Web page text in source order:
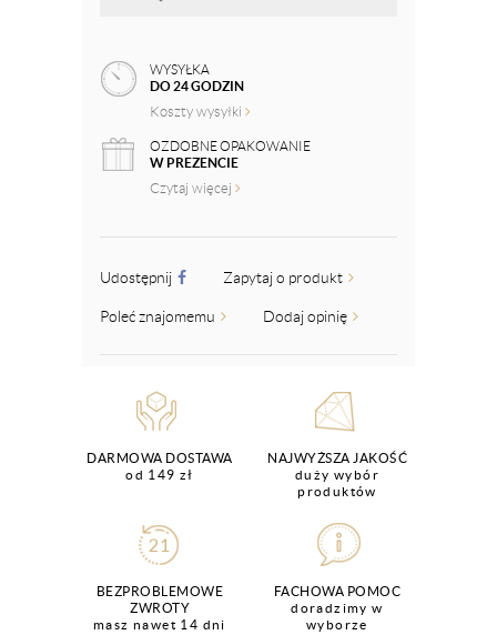
WYSYŁKA
DO 24 GODZIN
Koszty wysyłki
OZDOBNE OPAKOWANIE
W PREZENCIE
Czytaj więcej
Udostępnij Zapytaj o produkt
Poleć znajomemu Dodaj opinię
DARMOWA DOSTAWA
od 149 zł
NAJWYŻSZA JAKOŚĆ
duży wybór
produktów
BEZPROBLEMOWE
ZWROTY
masz nawet 14 dni
FACHOWA POMOC
doradzimy w
wyborze